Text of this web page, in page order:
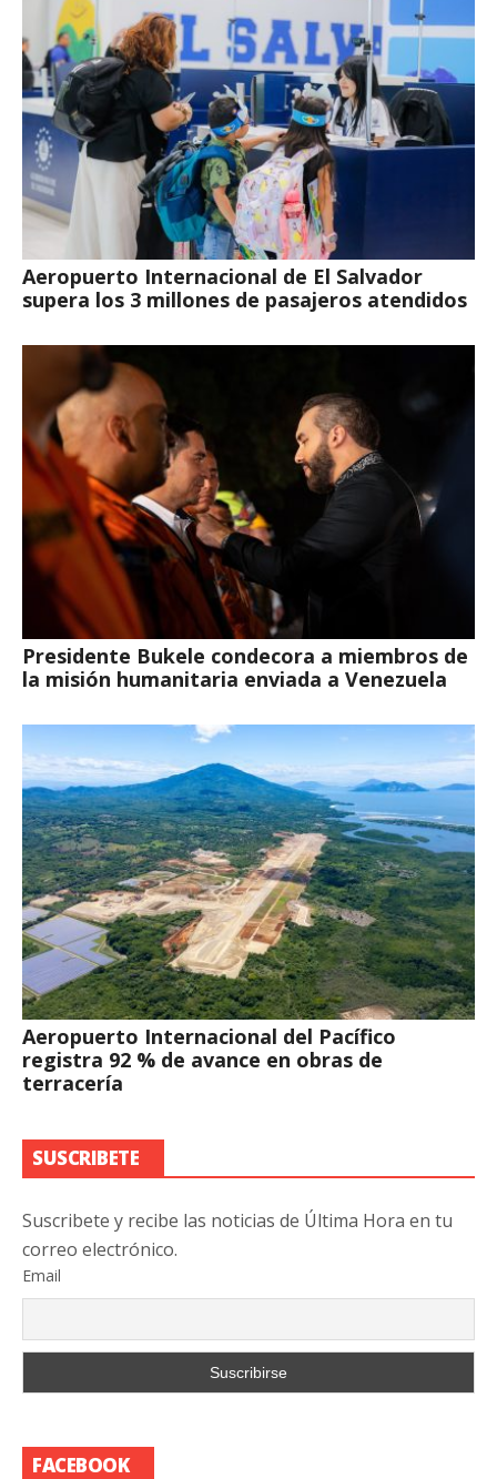
Aeropuerto Internacional de El Salvador
supera los 3 millones de pasajeros atendidos
Presidente Bukele condecora a miembros de
la misión humanitaria enviada a Venezuela
Aeropuerto Internacional del Pacífico
registra 92 % de avance en obras de
terracería
SUSCRIBETE
Suscribete y recibe las noticias de Última Hora en tu
correo electrónico.
Email
FACEBOOK